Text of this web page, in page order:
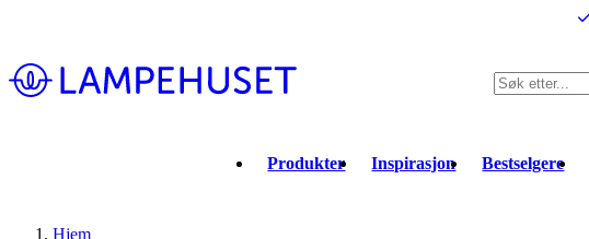
Produkter Inspirasjon Bestselgere
Hjem